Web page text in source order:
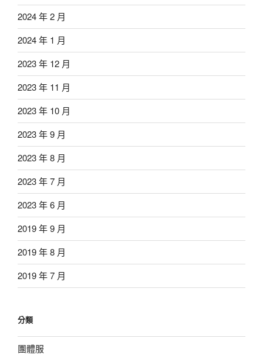
2024 年 2 月
2024 年 1 月
2023 年 12 月
2023 年 11 月
2023 年 10 月
2023 年 9 月
2023 年 8 月
2023 年 7 月
2023 年 6 月
2019 年 9 月
2019 年 8 月
2019 年 7 月
分類
團體服